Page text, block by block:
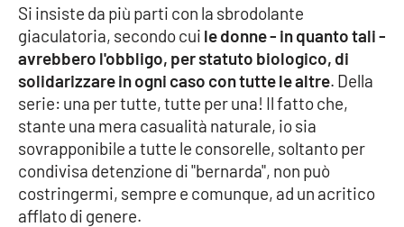
VIDEO
Ambiente
Cronaca
Cultura
Si insiste da più parti con la sbrodolante
giaculatoria, secondo cui le donne - in quanto tali -
avrebbero l'obbligo, per statuto biologico, di
solidarizzare in ogni caso con tutte le altre. Della
serie: una per tutte, tutte per una! Il fatto che,
stante una mera casualità naturale, io sia
sovrapponibile a tutte le consorelle, soltanto per
condivisa detenzione di "bernarda", non può
costringermi, sempre e comunque, ad un acritico
afflato di genere.